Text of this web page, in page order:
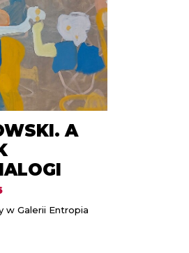
A
w Galerii Entropia